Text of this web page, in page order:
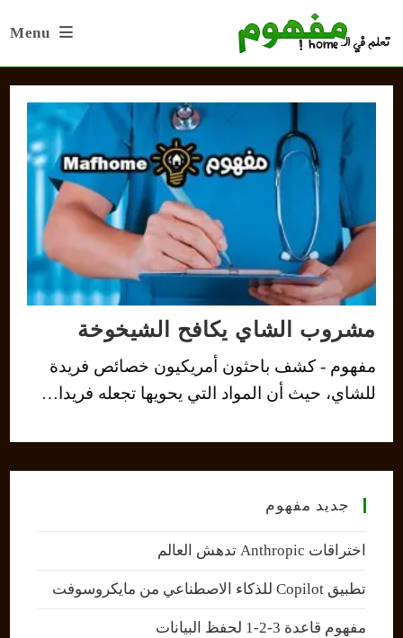
Menu
مشروب الشاي يكافح الشيخوخة
مفهوم - كشف باحثون أمريكيون خصائص فريدة
للشاي، حيث أن المواد التي يحويها تجعله فريدا…
جديد مفهوم
اختراقات Anthropic تدهش العالم
تطبيق Copilot للذكاء الاصطناعي من مايكروسوفت
مفهوم قاعدة 3-2-1 لحفظ البيانات